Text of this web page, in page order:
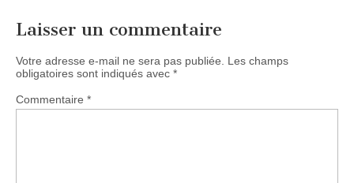
Laisser un commentaire
Votre adresse e-mail ne sera pas publiée. Les champs
obligatoires sont indiqués avec *
Commentaire *